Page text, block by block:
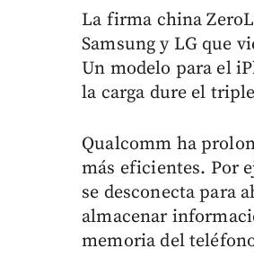
La firma china
Samsung y LG que
Un modelo para el
la carga dure el
Qualcomm ha
más eficientes. Por
se desconecta para
almacenar
memoria del